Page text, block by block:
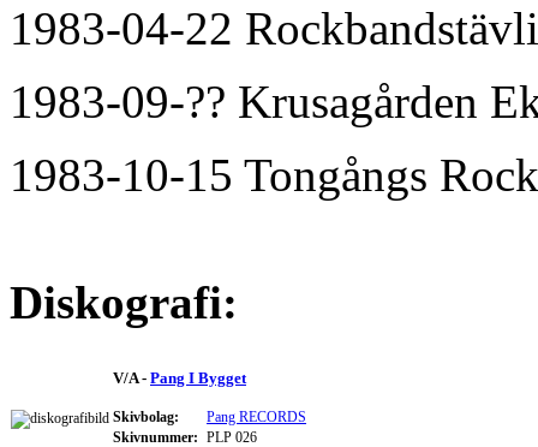
1983-04-22
1983-09-?? Krusagården
1983-10-15 Tongångs
Diskografi:
V/A - Pang I Bygget
Skivbolag:
Pang RECORDS
Skivnummer: PLP 026